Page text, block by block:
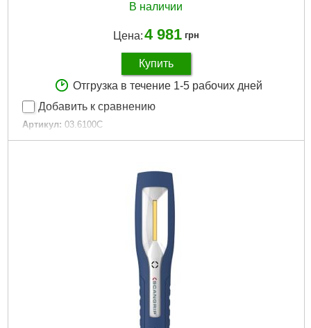
В наличии
Цена:4 981 грн
Купить
Отгрузка в течение 1-5 рабочих дней
Добавить к сравнению
Артикул: 03.6100C
Код товара: 27.37.71